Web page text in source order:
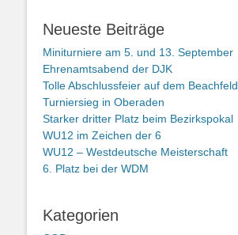
Neueste Beiträge
Miniturniere am 5. und 13. September
Ehrenamtsabend der DJK
Tolle Abschlussfeier auf dem Beachfeld
Turniersieg in Oberaden
Starker dritter Platz beim Bezirkspokal
WU12 im Zeichen der 6
WU12 – Westdeutsche Meisterschaft
6. Platz bei der WDM
Kategorien